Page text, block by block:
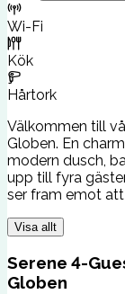
Wi-Fi
Kök
Hårtork
Välkommen till
Globen. En
modern dusch,
upp till fyra
ser fram emot
Visa allt
Serene 4-
Globen